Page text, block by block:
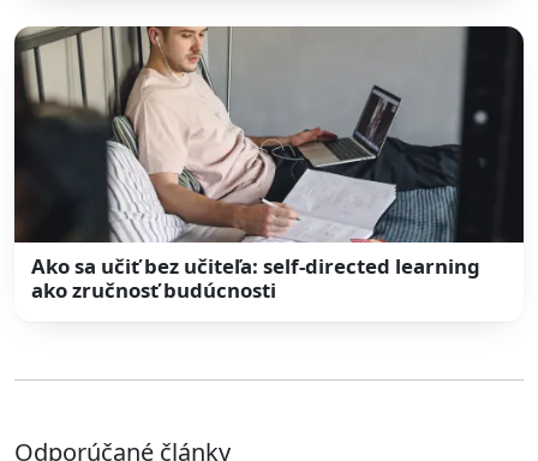
Ako sa učiť bez učiteľa: self-directed learning
ako zručnosť budúcnosti
Odporúčané články